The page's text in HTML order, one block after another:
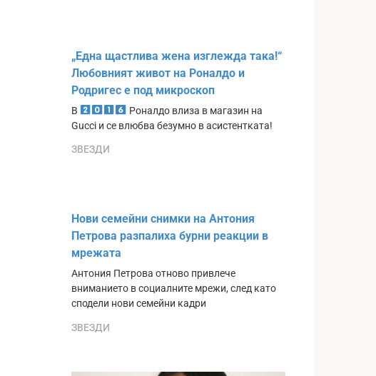
„Една щастлива жена изглежда така!“
Любовният живот на Роналдо и
Родригес е под микроскоп
В
Роналдо влиза в магазин на
Gucci и се влюбва безумно в асистентката!
ЗВЕЗДИ
Нови семейни снимки на Антония
Петрова разпалиха бурни реакции в
мрежата
Антония Петрова отново привлече
вниманието в социалните мрежи, след като
сподели нови семейни кадри
ЗВЕЗДИ